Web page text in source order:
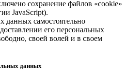
сохранение файлов «cookie»
JavaScript).
данных самостоятельно
его персональных
своей волей и в своем
данных